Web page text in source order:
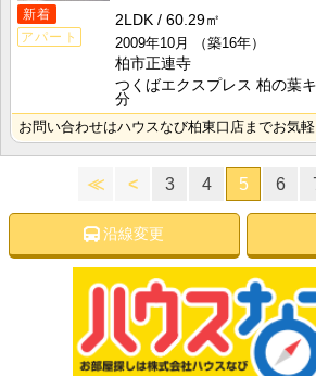
新着
アパート
2LDK
60.29㎡
2009年10月
（築16年）
柏市正連寺
つくばエクスプレス 柏の葉
分
お問い合わせはハウスなび柏東口店までお気
≪ < 3 4 5 6
沿線変更